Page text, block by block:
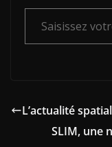
Saisissez votre adresse e-mail…
L’actualité
SLIM, une